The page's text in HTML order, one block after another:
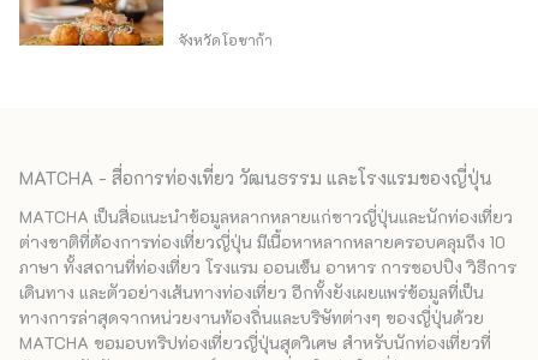
จังหวัดโอซาก้า
MATCHA - สื่อการท่องเที่ยว วัฒนธรรม และโรงแรมของญี่ปุ่น
MATCHA เป็นสื่อแนะนำข้อมูลหลากหลายแก่ชาวญี่ปุ่นและนักท่องเที่ยว
ต่างชาติที่ต้องการท่องเที่ยวญี่ปุ่น มีเนื้อหาหลากหลายครอบคลุมถึง 10
ภาษา ทั้งสถานที่ท่องเที่ยว โรงแรม ออนเซ็น อาหาร การชอปปิง วิธีการ
เดินทาง และตัวอย่างเส้นทางท่องเที่ยว อีกทั้งยังเผยแพร่ข้อมูลที่เป็น
ทางการล่าสุดจากหน่วยงานท้องถิ่นและบริษัทต่างๆ ของญี่ปุ่นด้วย
MATCHA ขอมอบทริปท่องเที่ยวญี่ปุ่นสุดวิเศษ สำหรับนักท่องเที่ยวที่